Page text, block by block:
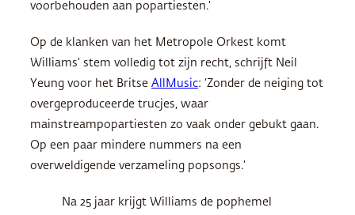
voorbehouden aan popartiesten.’
Op de klanken van het Metropole Orkest komt
Williams’ stem volledig tot zijn recht, schrijft Neil
Yeung voor het Britse AllMusic: ‘Zonder de neiging tot
overgeproduceerde trucjes, waar
mainstreampopartiesten zo vaak onder gebukt gaan.
Op een paar mindere nummers na een
overweldigende verzameling popsongs.’
Na 25 jaar krijgt Williams de pophemel